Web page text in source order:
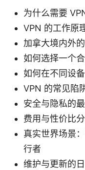
为什么需要
VPN 的工作原
加拿大境内外
如何选择一个
如何在不同设
VPN 的常见陷
安全与隐私的
费用与性价比
真实世界场景
行者
维护与更新的